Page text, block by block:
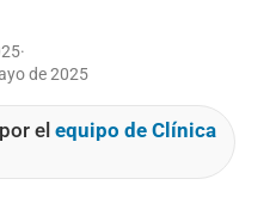
·
de 2025
el equipo de Clínica